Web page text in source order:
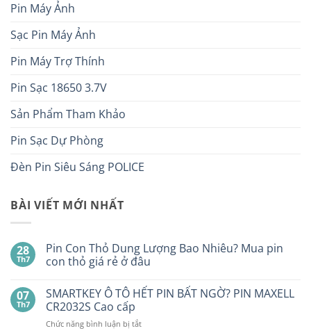
Pin Máy Ảnh
Sạc Pin Máy Ảnh
Pin Máy Trợ Thính
Pin Sạc 18650 3.7V
Sản Phẩm Tham Khảo
Pin Sạc Dự Phòng
Đèn Pin Siêu Sáng POLICE
BÀI VIẾT MỚI NHẤT
28
Th7
Pin Con Thỏ Dung Lượng Bao Nhiêu? Mua pin
con thỏ giá rẻ ở đâu
bình
luận
ở
Pin
Con
07
Th7
SMARTKEY Ô TÔ HẾT PIN BẤT NGỜ? PIN MAXELL
CR2032S Cao cấp
Chức năng bình luận bị tắtở